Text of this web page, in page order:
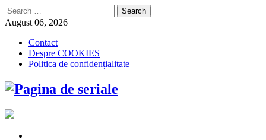
Search
for:
August 06, 2026
Contact
Despre COOKIES
Politica de confidențialitate